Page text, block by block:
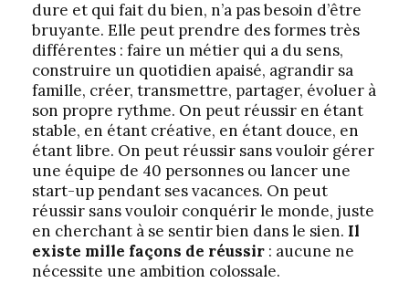
dure et qui fait du bien, n’a pas besoin d’être
bruyante. Elle peut prendre des formes très
différentes : faire un métier qui a du sens,
construire un quotidien apaisé, agrandir sa
famille, créer, transmettre, partager, évoluer à
son propre rythme. On peut réussir en étant
stable, en étant créative, en étant douce, en
étant libre. On peut réussir sans vouloir gérer
une équipe de 40 personnes ou lancer une
start-up pendant ses vacances. On peut
réussir sans vouloir conquérir le monde, juste
en cherchant à se sentir bien dans le sien. Il
existe mille façons de réussir : aucune ne
nécessite une ambition colossale.